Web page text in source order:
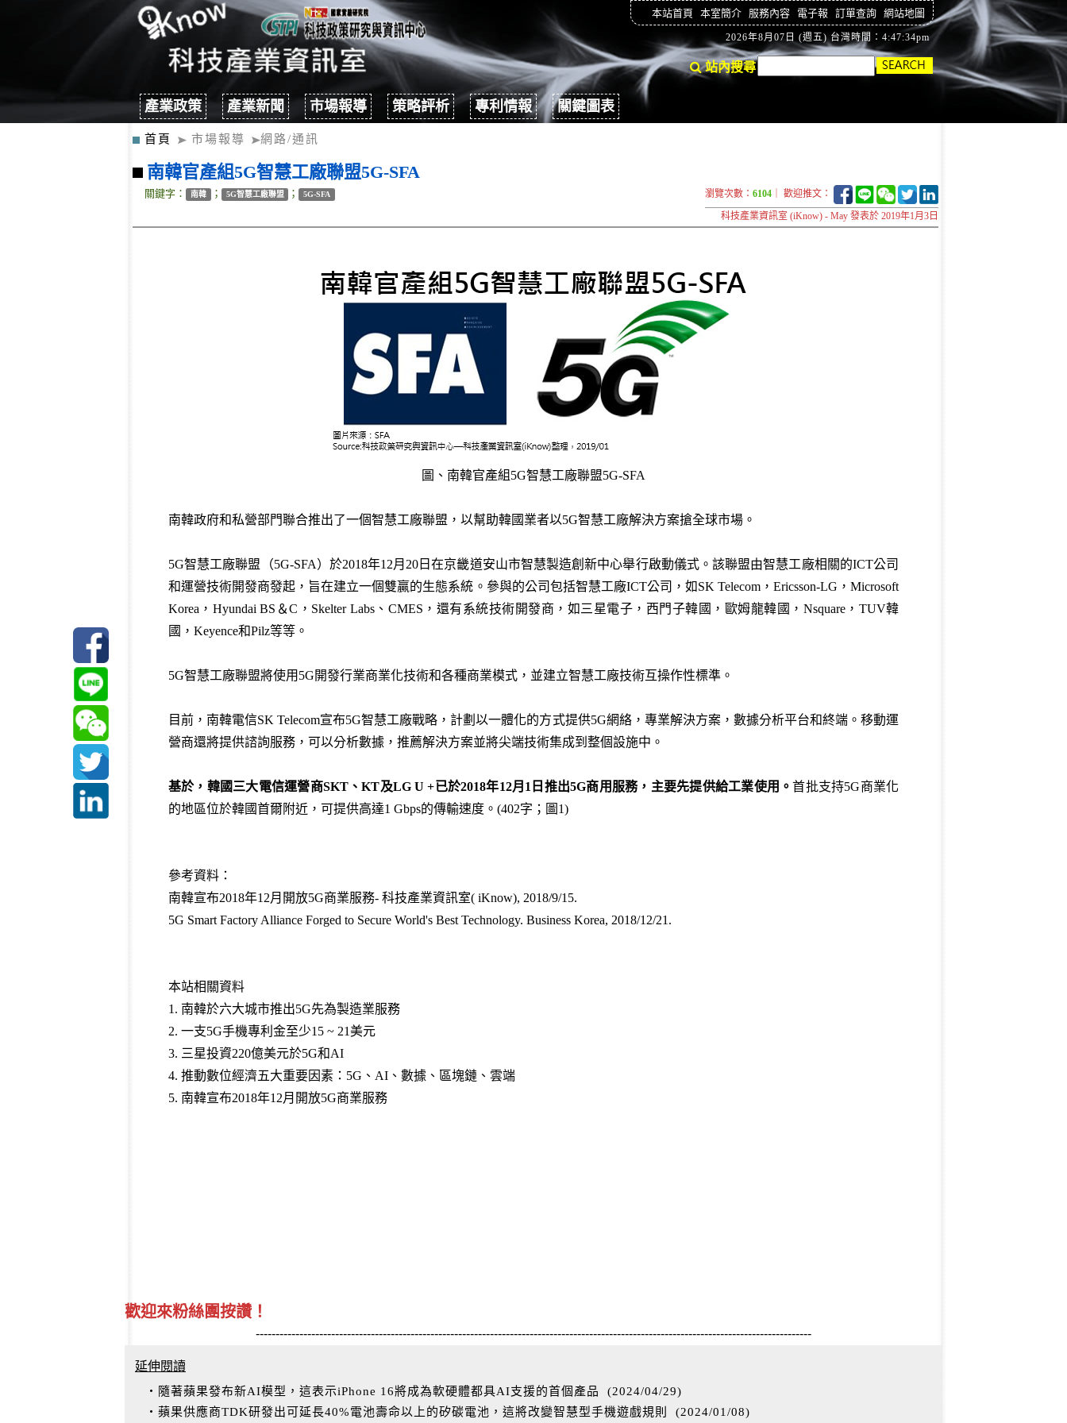
本站首頁 本室簡介 服務內容 電子報 訂單查詢 網站地圖
2026年8月07日 (週五) 台灣時間：4:47:35pm
站內搜尋
產業政策 產業新聞 市場報導 策略評析 專利情報 關鍵圖表
首頁 市場報導 網路/通訊
南韓官產組5G智慧工廠聯盟5G-SFA
關鍵字： 南韓 ； 5G智慧工廠聯盟 ； 5G-SFA 瀏覽次數： 6104 ｜ 歡迎推文：
科技產業資訊室 (iKnow) - May 發表於 2019年1月3日
圖、南韓官產組5G智慧工廠聯盟5G-SFA
南韓政府和私營部門聯合推出了一個智慧工廠聯盟，以幫助韓國業者以5G智慧工廠解決方案搶全球市場。
5G智慧工廠聯盟（5G-SFA）於2018年12月20日在京畿道安山市智慧製造創新中心舉行啟動儀式。該聯盟由智慧工廠相關的ICT公司
和運營技術開發商發起，旨在建立一個雙贏的生態系統。參與的公司包括智慧工廠ICT公司，如SK Telecom，Ericsson-LG，Microsoft
Korea，Hyundai BS＆C，Skelter Labs、CMES，還有系統技術開發商，如三星電子，西門子韓國，歐姆龍韓國，Nsquare，TUV韓
國，Keyence和Pilz等等。
5G智慧工廠聯盟將使用5G開發行業商業化技術和各種商業模式，並建立智慧工廠技術互操作性標準。
目前，南韓電信SK Telecom宣布5G智慧工廠戰略，計劃以一體化的方式提供5G網絡，專業解決方案，數據分析平台和終端。移動運
營商還將提供諮詢服務，可以分析數據，推薦解決方案並將尖端技術集成到整個設施中。
基於，韓國三大電信運營商SKT、KT及LG U +已於2018年12月1 日推出5G商用服務，主要先提供給工業使用。首批支持5G商業化
的地區位於韓國首爾附近，可提供高達1 Gbps的傳輸速度。(402字；圖1)
參考資料：
南韓宣布2018年12月開放5G商業服務- 科技產業資訊室( iKnow), 2018/9/15.
5G Smart Factory Alliance Forged to Secure World's Best Technology. Business Korea, 2018/12/21.
本站相關資料
1. 南韓於六大城市推出5G先為製造業服務
2. 一支5G手機專利金至少15 ~ 21美元
3. 三星投資220億美元於5G和AI
4. 推動數位經濟五大重要因素：5G、AI、數據、區塊鏈、雲端
5. 南韓宣布2018年12月開放5G商業服務
歡迎來粉絲團按讚！
--------------------------------------------------------------------------------------------------------------------------------------------
延伸閱讀
‧隨著蘋果發布新AI模型，這表示iPhone 16將成為軟硬體都具AI支援的首個產品 (2024/04/29)
‧蘋果供應商TDK研發出可延長40%電池壽命以上的矽碳電池，這將改變智慧型手機遊戲規則
(2024/01/08)